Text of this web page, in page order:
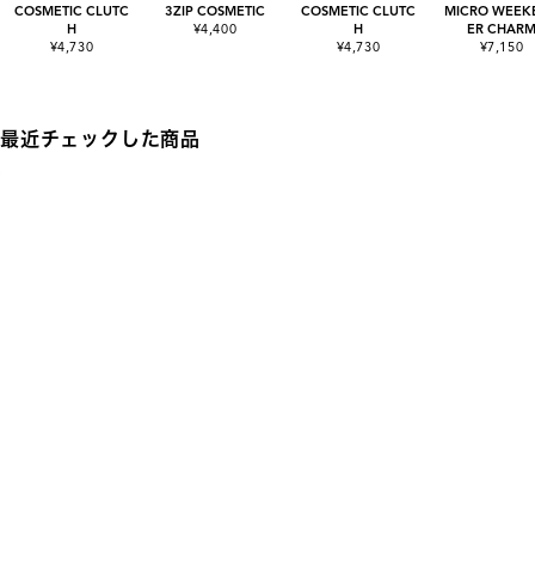
COSMETIC CLUTC
H
¥4,730
3ZIP COSMETIC
¥4,400
COSMETIC CLUTC
H
¥4,730
MICRO
ER CHARM
¥7,150
最近チェックした商品